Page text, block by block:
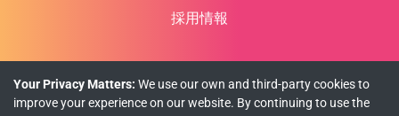
採用情報
プライバシーポリシー クッキーポリシー 利用規約
Your Privacy Matters: We use our own and third-party cookies to
improve your experience on our website. By continuing to use the